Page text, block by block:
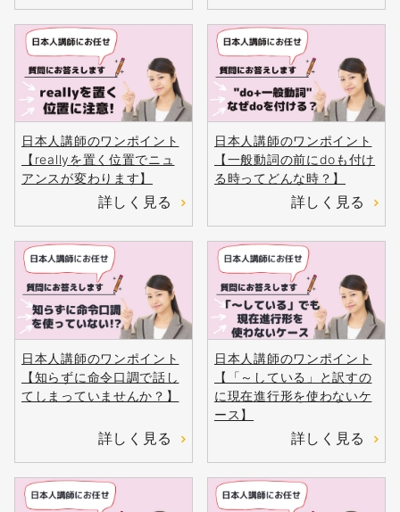
日本人講師のワンポイント
【reallyを置く位置でニュ
アンスが変わります】
詳しく見る
日本人講師のワンポイント
【一般動詞の前にdoも付け
る時ってどんな時？】
詳しく見る
日本人講師のワンポイント
【知らずに命令口調で話し
てしまっていませんか？】
詳しく見る
日本人講師のワンポイント
【「～している」と訳すの
に現在進行形を使わないケ
ース】
詳しく見る